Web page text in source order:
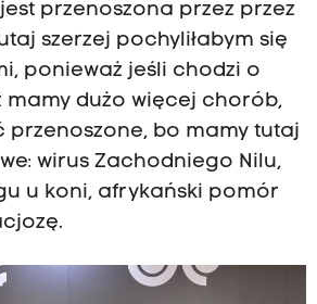
przenoszona przez przez
szerzej pochyliłabym się
ponieważ jeśli chodzi o
mamy dużo więcej chorób,
przenoszone, bo mamy tutaj
wirus Zachodniego Nilu,
u koni, afrykański pomór